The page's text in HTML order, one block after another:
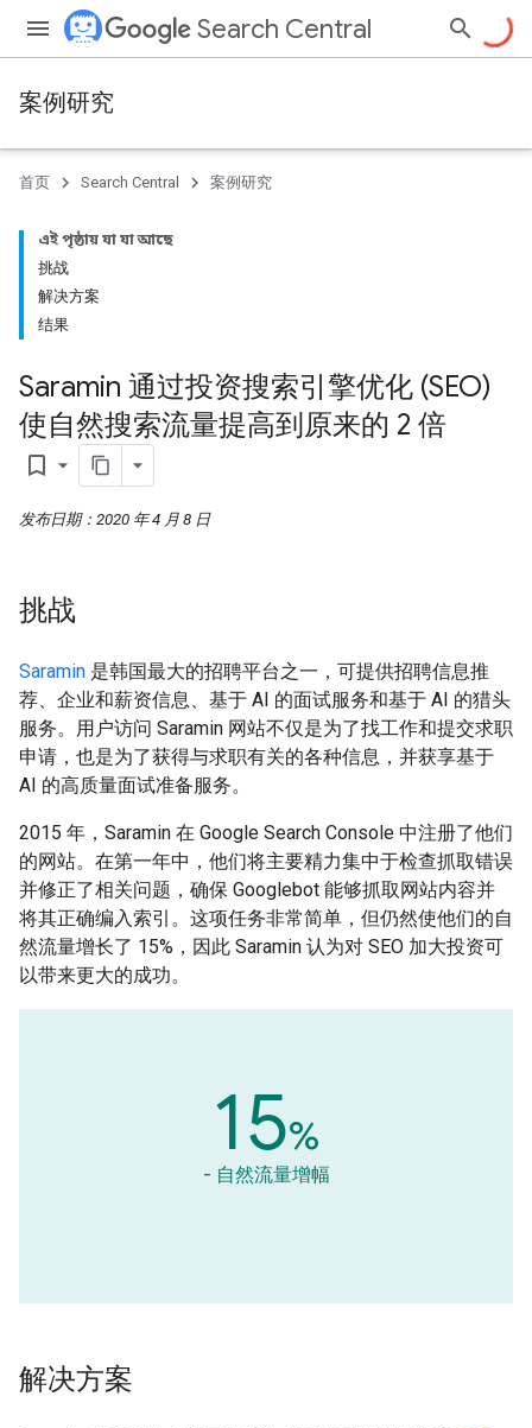
Search Central
案例研究
首页 Search Central 案例研究
এই পৃষ্ঠায় যা যা আছে
挑战
解决方案
结果
Saramin 通过投资搜索引擎优化 (SEO)
使自然搜索流量提高到原来的 2 倍
bookmark_border
发布日期：2020 年 4 月 8 日
挑战
Saramin 是韩国最大的招聘平台之一，可提供招聘信息推
荐、企业和薪资信息、基于 AI 的面试服务和基于 AI 的猎头
服务。用户访问 Saramin 网站不仅是为了找工作和提交求职
申请，也是为了获得与求职有关的各种信息，并获享基于
AI 的高质量面试准备服务。
2015 年，Saramin 在 Google Search Console 中注册了他们
的网站。在第一年中，他们将主要精力集中于检查抓取错误
并修正了相关问题，确保 Googlebot 能够抓取网站内容并
将其正确编入索引。这项任务非常简单，但仍然使他们的自
然流量增长了 15%，因此 Saramin 认为对 SEO 加大投资可
以带来更大的成功。
15%
- 自然流量增幅
解决方案